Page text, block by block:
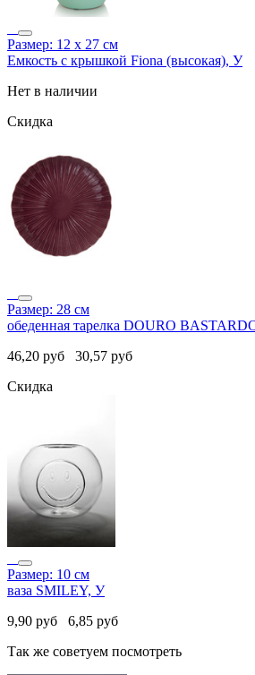
Размер: 12 х 27 см
Емкость с крышкой Fiona (высокая), У
Нет в наличии
Скидка
Размер: 28 см
обеденная тарелка DOURO
46,20 руб 30,57 руб
Скидка
Размер: 10 см
ваза SMILEY, У
9,90 руб 6,85 руб
Так же советуем посмотреть